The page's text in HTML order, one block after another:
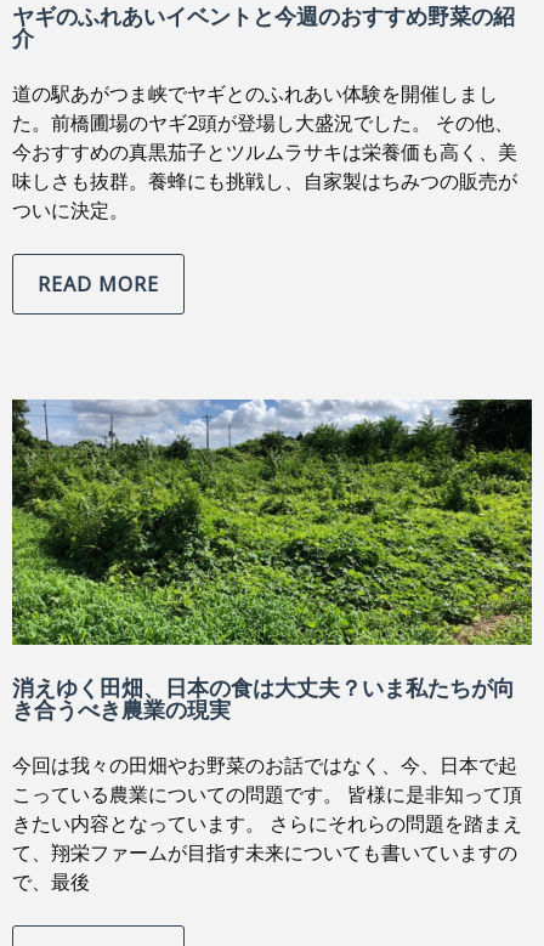
ヤギのふれあいイベントと今週のおすすめ野菜の紹
介
道の駅あがつま峡でヤギとのふれあい体験を開催しまし
た。前橋圃場のヤギ2頭が登場し大盛況でした。 その他、
今おすすめの真黒茄子とツルムラサキは栄養価も高く、美
味しさも抜群。養蜂にも挑戦し、自家製はちみつの販売が
ついに決定。
READ MORE
消えゆく田畑、日本の食は大丈夫？いま私たちが向
き合うべき農業の現実
今回は我々の田畑やお野菜のお話ではなく、今、日本で起
こっている農業についての問題です。 皆様に是非知って頂
きたい内容となっています。 さらにそれらの問題を踏まえ
て、翔栄ファームが目指す未来についても書いていますの
で、最後